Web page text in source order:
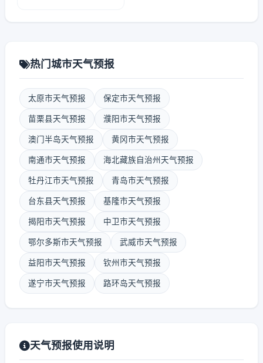
热门城市天气预报
太原市天气预报 保定市天气预报
苗栗县天气预报 濮阳市天气预报
澳门半岛天气预报 黄冈市天气预报
南通市天气预报 海北藏族自治州天气预报
牡丹江市天气预报 青岛市天气预报
台东县天气预报 基隆市天气预报
揭阳市天气预报 中卫市天气预报
鄂尔多斯市天气预报 武威市天气预报
益阳市天气预报 钦州市天气预报
遂宁市天气预报 路环岛天气预报
天气预报使用说明